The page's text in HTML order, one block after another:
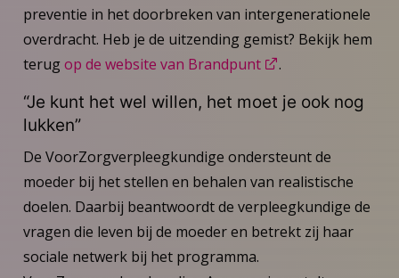
preventie in het doorbreken van intergenerationele
overdracht. Heb je de uitzending gemist? Bekijk hem
terugop de website van Brandpunt .
“Je kunt het wel willen, het moet je ook nog
lukken”
De VoorZorgverpleegkundige ondersteunt de
moeder bij het stellen en behalen van realistische
doelen. Daarbij beantwoordt de verpleegkundige de
vragen die leven bij de moeder en betrekt zij haar
sociale netwerk bij het programma.